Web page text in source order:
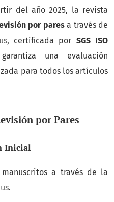
del año 2025, la revista
por paresa través de
, certificada por SGS ISO
una evaluación
para todos los artículos
por Pares
Inicial
a través de la
.